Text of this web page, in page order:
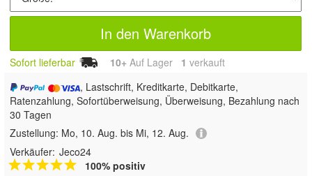
In den Warenkorb
Sofort lieferbar 10+ Auf Lager 1 verkauft
, Lastschrift, Kreditkarte, Debitkarte,
Ratenzahlung, Sofortüberweisung, Überweisung, Bezahlung nach
30 Tagen
Zustellung: Mo, 10. Aug. bis Mi, 12. Aug.
Verkäufer: Jeco24
100% positiv